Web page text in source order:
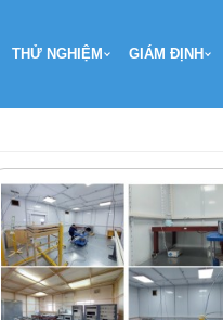
THỬ NGHIỆM GIÁM ĐỊNH